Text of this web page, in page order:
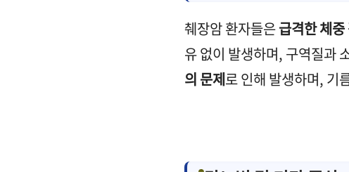
췌장암 환자들은급격한 체중
유 없이 발생하며, 구역질과
의 문제로 인해 발생하며, 기